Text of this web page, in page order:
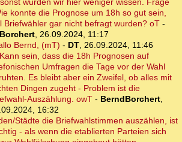
würden wir hier weniger wissen. Frage
konnte die Prognose um 18h so gut sein,
Briefwähler gar nicht befragt wurden? oT -
, 26.09.2024, 11:17
Bernd, (mT) - DT, 26.09.2024, 11:46
Kann sein, dass die 18h Prognosen auf
Umfragen die Tage vor der Wahl
Es bleibt aber ein Zweifel, ob alles mit
Dingen zugeht - Problem ist die
Auszählung. owT - BerndBorchert,
16:32
Städte die Briefwahlstimmen auszählen, ist
- als wenn die etablierten Parteien sich